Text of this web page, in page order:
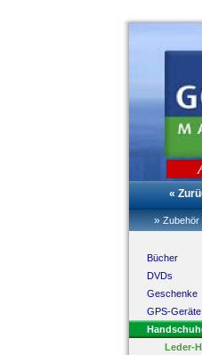
«
» Zubehör
Bücher
DVDs
Geschenke
GPS-Geräte
Leder-